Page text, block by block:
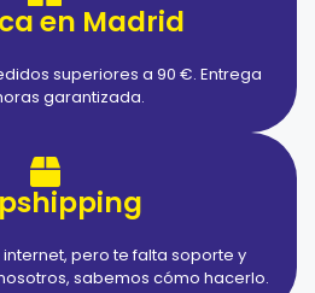
en Madrid
superiores a 90 €. Entrega
garantizada.
pero te falta soporte y
sabemos cómo hacerlo.